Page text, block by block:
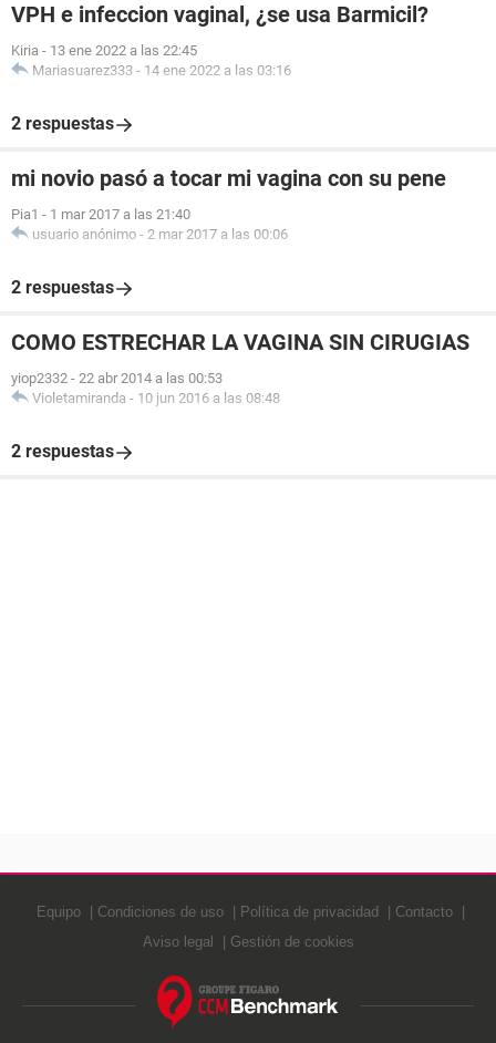
VPH e infeccion vaginal, ¿se usa Barmicil?
Kiria - 13 ene 2022 a las 22:45
Mariasuarez333 - 14 ene 2022 a las 03:16
2 respuestas
mi novio pasó a tocar mi vagina con su pene
Pia1 - 1 mar 2017 a las 21:40
usuario anónimo - 2 mar 2017 a las 00:06
2 respuestas
COMO ESTRECHAR LA VAGINA SIN CIRUGIAS
yiop2332 - 22 abr 2014 a las 00:53
Violetamiranda - 10 jun 2016 a las 08:48
2 respuestas
Equipo Condiciones de uso Política de privacidad
Contacto
Aviso legal
Gestión de cookies